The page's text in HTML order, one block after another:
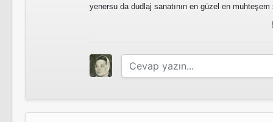
yenersu da dudlaj sanatının en güzel en